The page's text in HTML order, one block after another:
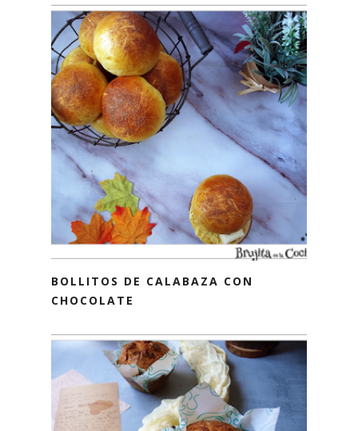
BOLLITOS DE CALABAZA CON
CHOCOLATE